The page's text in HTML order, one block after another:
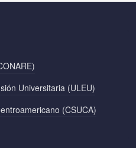
Universitaria (ULEU)
(CSUCA)